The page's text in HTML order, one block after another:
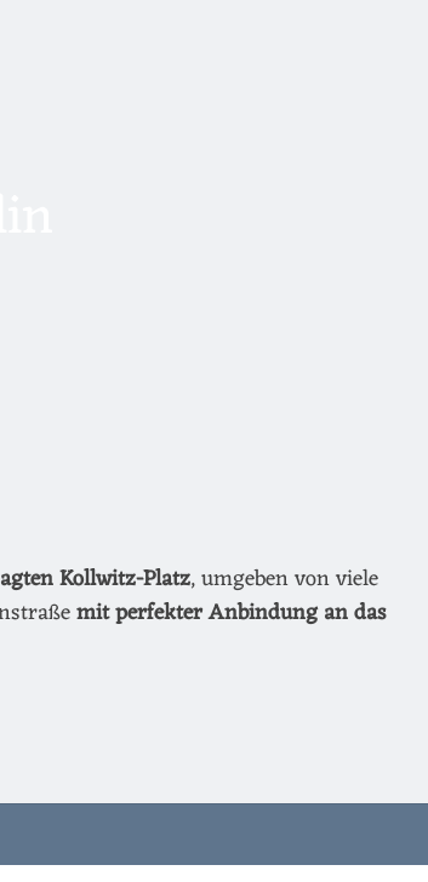
Kollwitz-Platz, umgeben von viele
mit perfekter Anbindung an das